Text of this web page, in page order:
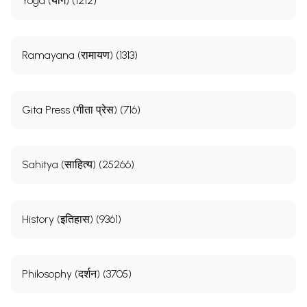
Ramayana (रामायण) (1313)
Gita Press (गीता प्रेस) (716)
Sahitya (साहित्य) (25266)
History (इतिहास) (9361)
Philosophy (दर्शन) (3705)